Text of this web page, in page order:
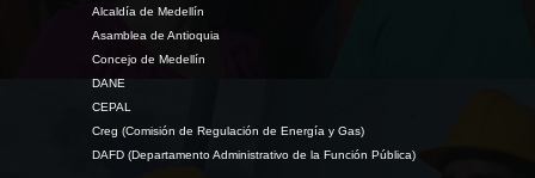
Alcaldía de Medellín
Asamblea de Antioquia
Concejo de Medellín
DANE
CEPAL
Creg (Comisión de Regulación de Energía y Gas)
DAFD (Departamento Administrativo de la Función Pública)